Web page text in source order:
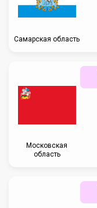
Самарская область
Московская
область